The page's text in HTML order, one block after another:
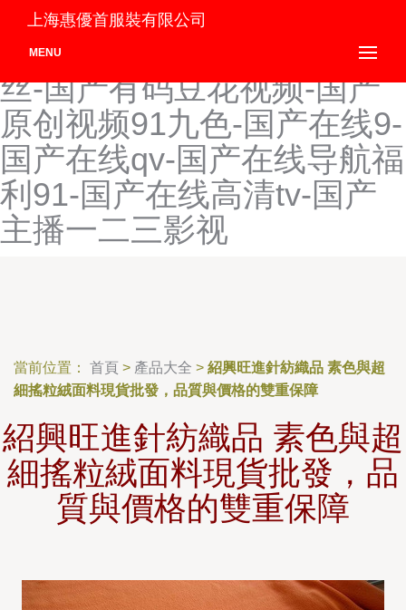
国产伊人大香蕉在线-国产淫
秽A片在线观看-国产淫语黑
丝-国产有码豆花视频-国产
原创视频91九色-国产在线9-
国产在线qv-国产在线导航福
利91-国产在线高清tv-国产
主播一二三影视
上海惠優首服裝有限公司
MENU
當前位置： 首頁 > 產品大全 > 紹興旺進針紡織品 素色與超
細搖粒絨面料現貨批發，品質與價格的雙重保障
紹興旺進針紡織品 素色與超
細搖粒絨面料現貨批發，品
質與價格的雙重保障